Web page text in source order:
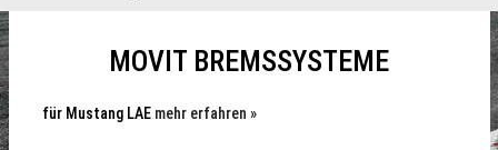
MOVIT BREMSSYSTEME
für Mustang LAE mehr erfahren »